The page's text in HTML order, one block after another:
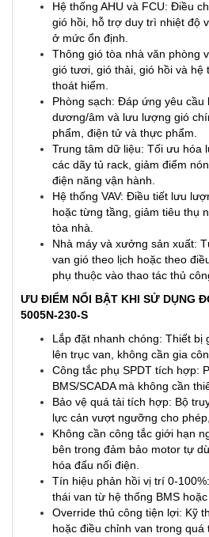
Hệ thống AHU và FCU: Điều
gió hồi, hỗ trợ duy trì nhiệt độ
ở mức ổn định.
Thông gió tòa nhà văn phòng
gió tươi, gió thải, gió hồi và hệ
thoát hiểm.
Phòng sạch: Đáp ứng yêu cầu
dương/âm và lưu lượng gió
phẩm, điện tử và thực phẩm.
Trung tâm dữ liệu: Tối ưu hóa
các dãy tủ rack, giảm điểm
điện năng vận hành.
Hệ thống VAV: Điều tiết lưu
hoặc từng tầng, giảm tiêu thụ
tòa nhà.
Nhà máy và xưởng sản xuất:
van gió theo lịch hoặc theo
phụ thuộc vào thao tác thủ
ƯU ĐIỂM NỔI BẬT KHI SỬ DỤNG
5005N-230-S
Lắp đặt nhanh chóng: Thiết bị
lên trục van, không cần gia
Công tắc phụ SPDT tích hợp:
BMS/SCADA mà không cần
Bảo vệ quá tải tích hợp: Bộ
lực cản vượt ngưỡng cho
Không cần công tắc giới hạn
bên trong đảm bảo motor tự
hóa đấu nối điện.
Tín hiệu phản hồi vị trí 0-
thái van từ hệ thống BMS hoặc
Override thủ công tiện lợi: Kỹ
hoặc điều chỉnh van trong